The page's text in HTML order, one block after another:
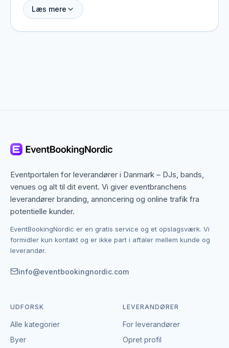
Humor fungerer på tværs af grupper og gør det
lettere at samle publikum om en fælles oplevelse.
løsning, fordi det både kan underholde og skabe
situationen og ramme en tone, der passer til publikum.
Mange vælger en komiker som indslag efter
middagen eller som en del af programmet på
og løfter energien i rummet.
Til private fester og større arrangementer kan en
begivenheder, hvor du ønsker et underholdende og
Læs mere
Eventportalen for leverandører i Danmark – DJs, bands,
venues og alt til dit event. Vi giver eventbranchens
leverandører branding, annoncering og online trafik fra
potentielle kunder.
EventBookingNordic er en gratis service og et opslagsværk. Vi
formidler kun kontakt og er ikke part i aftaler mellem kunde og
leverandør.
info@eventbookingnordic.com
UDFORSK
Alle kategorier
Byer
LEVERANDØRER
For leverandører
Opret profil